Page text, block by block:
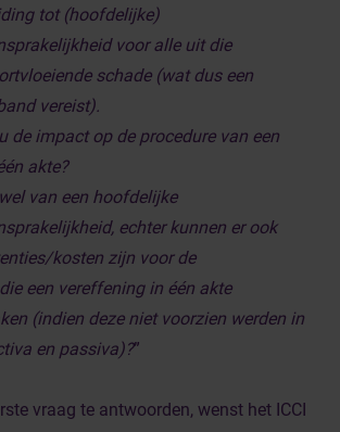
tot (hoofdelijke)
voor alle uit die
schade (wat dus een
vereist).
de impact op de procedure van een
akte?
van een hoofdelijke
echter kunnen er ook
kosten zijn voor de
een vereffening in één akte
(indien deze niet voorzien werden in
en passiva)?”
vraag te antwoorden, wenst het ICCI